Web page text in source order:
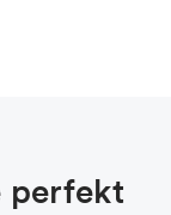
perfekt